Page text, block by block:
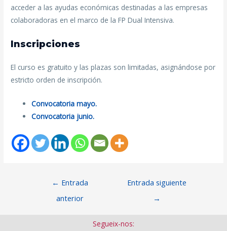
acceder a las ayudas económicas destinadas a las empresas
colaboradoras en el marco de la FP Dual Intensiva.
Inscripciones
El curso es gratuito y las plazas son limitadas, asignándose por
estricto orden de inscripción.
Convocatoria mayo.
Convocatoria junio.
← Entrada
anterior
Entrada siguiente
→
Segueix-nos: